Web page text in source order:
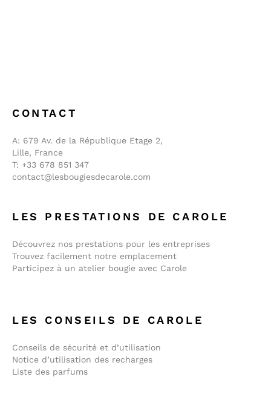
CONTACT
A: 679 Av. de la République Etage 2,
Lille, France
T: +33 678 851 347
contact@lesbougiesdecarole.com
LES PRESTATIONS DE CAROLE
Découvrez nos prestations pour les entreprises
Trouvez facilement notre emplacement
Participez à un atelier bougie avec Carole
LES CONSEILS DE CAROLE
Conseils de sécurité et d’utilisation
Notice d’utilisation des recharges
Liste des parfums